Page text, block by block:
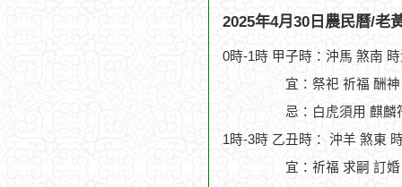
2025年4月30日農民曆/老
0時-1時 甲子時：沖馬 煞南
宜：祭祀 祈福 酬
忌：白虎須用 麒麟
1時-3時 乙丑時： 沖羊 煞東
宜：祈福 求嗣 訂